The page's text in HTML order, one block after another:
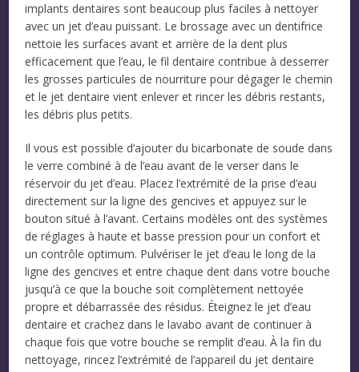
implants dentaires sont beaucoup plus faciles à nettoyer
avec un jet d’eau puissant. Le brossage avec un dentifrice
nettoie les surfaces avant et arrière de la dent plus
efficacement que l’eau, le fil dentaire contribue à desserrer
les grosses particules de nourriture pour dégager le chemin
et le jet dentaire vient enlever et rincer les débris restants,
les débris plus petits.
Il vous est possible d’ajouter du bicarbonate de soude dans
le verre combiné à de l’eau avant de le verser dans le
réservoir du jet d’eau. Placez l’extrémité de la prise d’eau
directement sur la ligne des gencives et appuyez sur le
bouton situé à l’avant. Certains modèles ont des systèmes
de réglages à haute et basse pression pour un confort et
un contrôle optimum. Pulvériser le jet d’eau le long de la
ligne des gencives et entre chaque dent dans votre bouche
jusqu’à ce que la bouche soit complètement nettoyée
propre et débarrassée des résidus. Éteignez le jet d’eau
dentaire et crachez dans le lavabo avant de continuer à
chaque fois que votre bouche se remplit d’eau. À la fin du
nettoyage, rincez l’extrémité de l’appareil du jet dentaire